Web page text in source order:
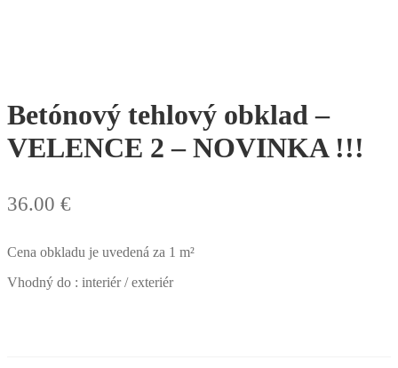
Betónový tehlový obklad –
VELENCE 2 – NOVINKA !!!
36.00 €
Cena obkladu je uvedená za 1 m²
Vhodný do : interiér / exteriér